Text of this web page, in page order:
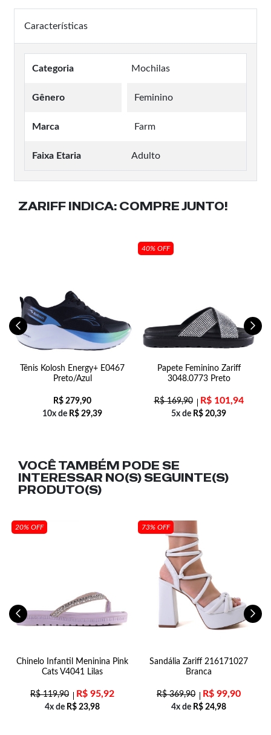
Características
Categoria Mochilas
Gênero Feminino
Marca Farm
Faixa Etaria Adulto
ZARIFF INDICA: COMPRE JUNTO!
Tênis Kolosh Energy+ E0467
Preto/Azul
R$ 279,90
10x de R$ 29,39
40% OFF
Papete Feminino Zariff
3048.0773 Preto
R$169,90 R$101,94
5x de R$ 20,39
VOCÊ TAMBÉM PODE SE
INTERESSAR NO(S) SEGUINTE(S)
PRODUTO(S)
20% OFF
Chinelo Infantil Meninina Pink
Cats V4041 Lilas
R$119,90 R$ 95,92
4x de R$ 23,98
73% OFF
Sandália Zariff 216171027
Branca
R$369,90 R$ 99,90
4x de R$ 24,98